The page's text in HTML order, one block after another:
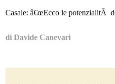
Casale: â€œEcco le potenzialitÃ
di Davide Canevari